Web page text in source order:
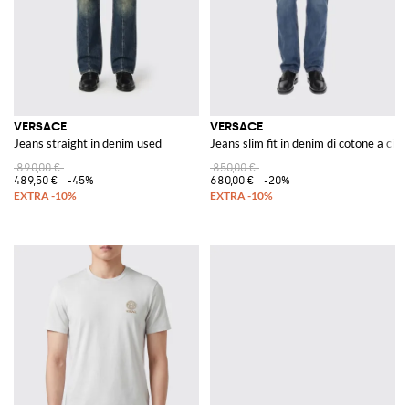
VERSACE
Jeans straight in denim used
890,00 €
489,50 €
-45%
VERSACE
Jeans slim fit in denim di cotone a
850,00 €
680,00 €
-20%